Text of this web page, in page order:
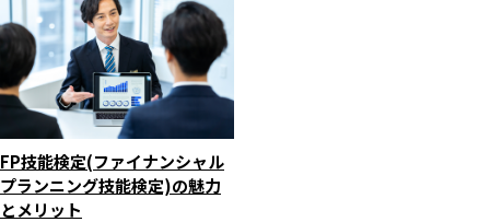
FP技能検定(ファイナンシャル
プランニング技能検定)の魅力
とメリット